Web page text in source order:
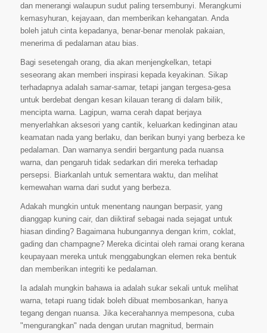
dan menerangi walaupun sudut paling tersembunyi. Merangkumi
kemasyhuran, kejayaan, dan memberikan kehangatan. Anda
boleh jatuh cinta kepadanya, benar-benar menolak pakaian,
menerima di pedalaman atau bias.
Bagi sesetengah orang, dia akan menjengkelkan, tetapi
seseorang akan memberi inspirasi kepada keyakinan. Sikap
terhadapnya adalah samar-samar, tetapi jangan tergesa-gesa
untuk berdebat dengan kesan kilauan terang di dalam bilik,
mencipta warna. Lagipun, warna cerah dapat berjaya
menyerlahkan aksesori yang cantik, keluarkan kedinginan atau
keamatan nada yang berlaku, dan berikan bunyi yang berbeza ke
pedalaman. Dan warnanya sendiri bergantung pada nuansa
warna, dan pengaruh tidak sedarkan diri mereka terhadap
persepsi. Biarkanlah untuk sementara waktu, dan melihat
kemewahan warna dari sudut yang berbeza.
Adakah mungkin untuk menentang naungan berpasir, yang
dianggap kuning cair, dan diiktiraf sebagai nada sejagat untuk
hiasan dinding? Bagaimana hubungannya dengan krim, coklat,
gading dan champagne? Mereka dicintai oleh ramai orang kerana
keupayaan mereka untuk menggabungkan elemen reka bentuk
dan memberikan integriti ke pedalaman.
Ia adalah mungkin bahawa ia adalah sukar sekali untuk melihat
warna, tetapi ruang tidak boleh dibuat membosankan, hanya
tegang dengan nuansa. Jika kecerahannya mempesona, cuba
"mengurangkan" nada dengan urutan magnitud, bermain